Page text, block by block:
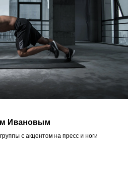
Ивановым
с акцентом на пресс и ноги